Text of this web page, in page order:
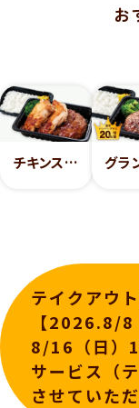
お
チキンステーキ＆ハンバーグ弁当
テイクアウ
【2026.8/8
8/16（日）
サービス（
させていた